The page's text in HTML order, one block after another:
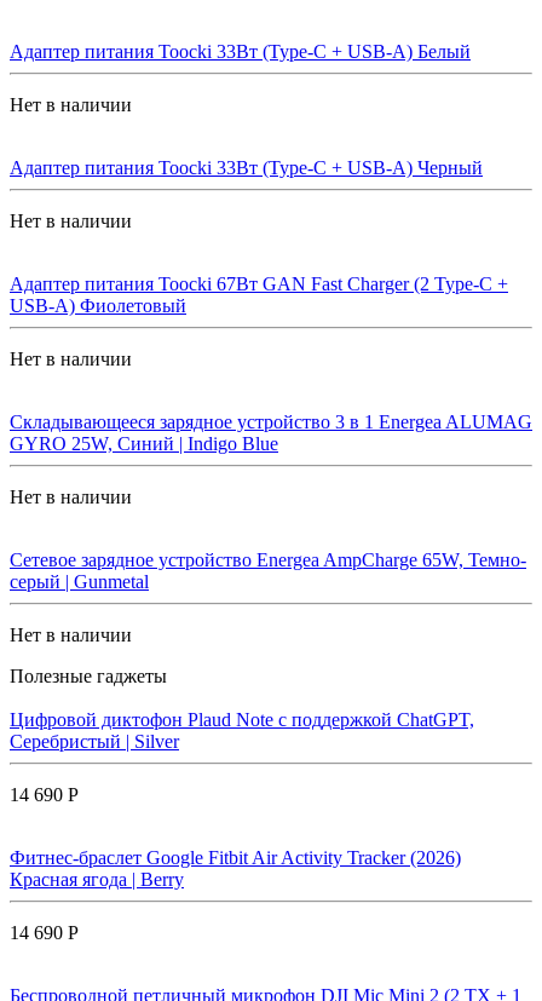
Адаптер питания Toocki 33Вт (Type-C + USB-A) Белый
Нет в наличии
Адаптер питания Toocki 33Вт (Type-C + USB-A) Черный
Нет в наличии
Адаптер питания Toocki 67Вт GAN Fast Charger (2 Type-C +
USB-A) Фиолетовый
Нет в наличии
Складывающееся зарядное устройство 3 в 1 Energea ALUMAG
GYRO 25W, Синий | Indigo Blue
Нет в наличии
Сетевое зарядное устройство Energea AmpCharge 65W, Темно-
серый | Gunmetal
Нет в наличии
Полезные гаджеты
Цифровой диктофон Plaud Note с поддержкой ChatGPT,
Серебристый | Silver
14 690 Р
Фитнес-браслет Google Fitbit Air Activity Tracker (2026)
Красная ягода | Berry
14 690 Р
Беспроводной петличный микрофон DJI Mic Mini 2 (2 TX + 1